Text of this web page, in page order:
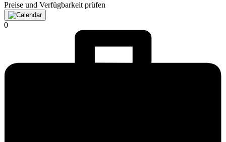
Preise und Verfügbarkeit prüfen
0